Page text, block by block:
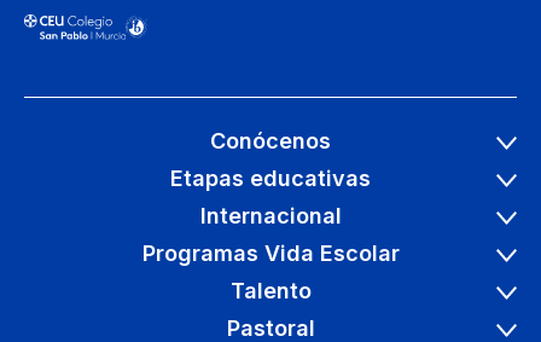
Conócenos
Etapas educativas
Internacional
Programas Vida Escolar
Talento
Pastoral